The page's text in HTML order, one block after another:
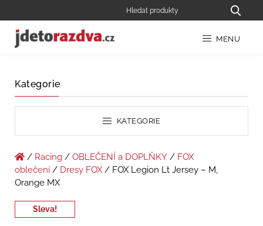
MENU
Kategorie
KATEGORIE
/ Racing / OBLEČENÍ a DOPLŇKY / FOX
oblečení / Dresy FOX/ FOX Legion Lt Jersey – M,
Orange MX
Sleva!